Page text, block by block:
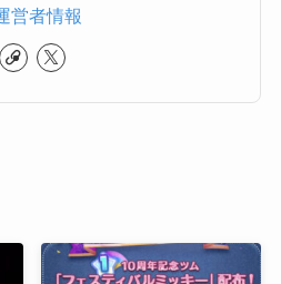
営者情報